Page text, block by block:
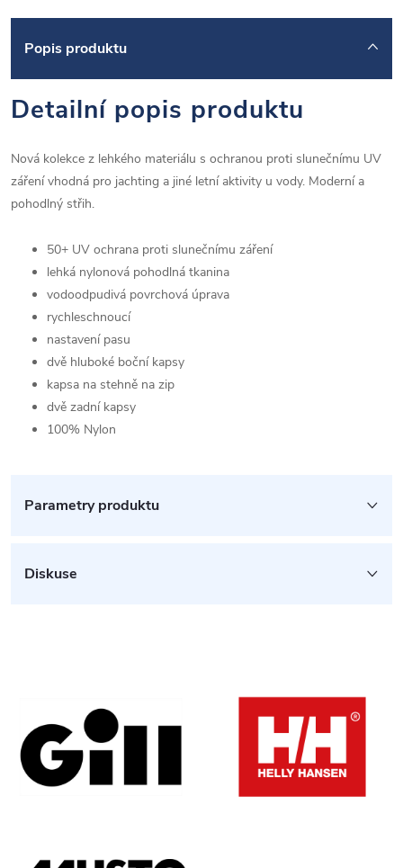
Popis produktu
Detailní popis produktu
Nová kolekce z lehkého materiálu s ochranou proti slunečnímu UV
záření vhodná pro jachting a jiné letní aktivity u vody. Moderní a
pohodlný střih.
50+ UV ochrana proti slunečnímu záření
lehká nylonová pohodlná tkanina
vodoodpudivá povrchová úprava
rychleschnoucí
nastavení pasu
dvě hluboké boční kapsy
kapsa na stehně na zip
dvě zadní kapsy
100% Nylon
Parametry produktu
Diskuse